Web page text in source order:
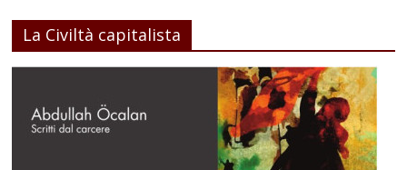
La Civiltà capitalista